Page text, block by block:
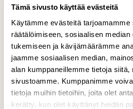
Tämä sivusto käyttää evästeitä
Käytämme evästeitä
räätälöimiseen, sosiaalisen median
tukemiseen ja kävijämäärämme
jaamme sosiaalisen median,
alan kumppaneillemme tietoja siitä,
sivustoamme. Kumppanimme
tietoja muihin tietoihin, joita olet
kerätty, kun olet käyttänyt heidän
Sinitiainen puistossa